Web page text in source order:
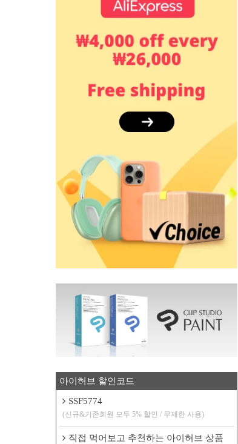
아이허브 할인코드
SSF5774
(신규&기존회원 모두 5% 할인 / 무제한 사용)
직접 먹어보고 추천하는 아이허브 상품